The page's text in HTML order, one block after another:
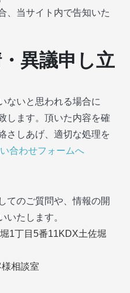
、当サイト内で告知いた
異議申し立
ないと思われる場合に
します。頂いた内容を確
さしあげ、適切な処理を
合わせフォームへ
てのご質問や、情報の開
いたします。
1丁目5番11KDX土佐堀
相談室